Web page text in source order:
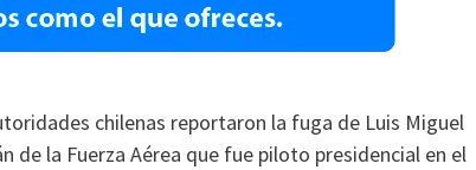
chilenas reportaron la fuga de Luis Miguel
de la Fuerza Aérea que fue piloto presidencial en el